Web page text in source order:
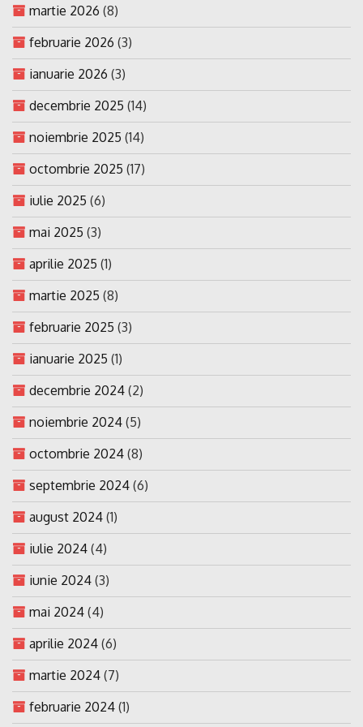
martie 2026 (8)
februarie 2026 (3)
ianuarie 2026 (3)
decembrie 2025 (14)
noiembrie 2025 (14)
octombrie 2025 (17)
iulie 2025 (6)
mai 2025 (3)
aprilie 2025 (1)
martie 2025 (8)
februarie 2025 (3)
ianuarie 2025 (1)
decembrie 2024 (2)
noiembrie 2024 (5)
octombrie 2024 (8)
septembrie 2024 (6)
august 2024 (1)
iulie 2024 (4)
iunie 2024 (3)
mai 2024 (4)
aprilie 2024 (6)
martie 2024 (7)
februarie 2024 (1)